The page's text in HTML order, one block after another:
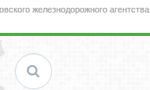
железнодорожного агентства